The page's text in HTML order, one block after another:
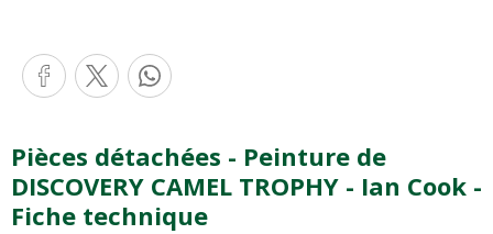
Pièces détachées - Peinture de
DISCOVERY CAMEL TROPHY - Ian Cook -
Fiche technique